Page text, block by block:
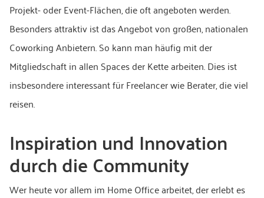
Projekt- oder Event-Flächen, die oft angeboten werden.
Besonders attraktiv ist das Angebot von großen, nationalen
Coworking Anbietern. So kann man häufig mit der
Mitgliedschaft in allen Spaces der Kette arbeiten. Dies ist
insbesondere interessant für Freelancer wie Berater, die viel
reisen.
Inspiration und Innovation
durch die Community
Wer heute vor allem im Home Office arbeitet, der erlebt es